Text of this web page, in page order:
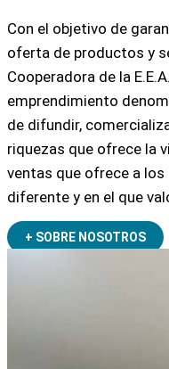
Con el objetivo de
oferta de productos y
Cooperadora de la
emprendimiento
de difundir,
riquezas que ofrece la
ventas que ofrece a
diferente y en el que
+ SOBRE NOSOTROS